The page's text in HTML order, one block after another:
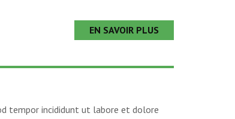
EN SAVOIR PLUS
tempor incididunt ut labore et dolore